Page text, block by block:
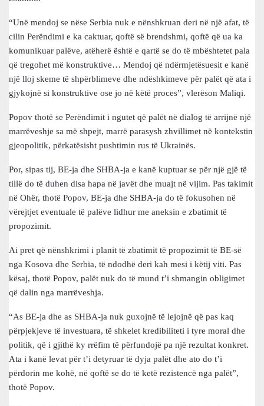
“Unë mendoj se nëse Serbia nuk e nënshkruan deri në një afat, të
cilin Perëndimi e ka caktuar, qoftë së brendshmi, qoftë që ua ka
komunikuar palëve, atëherë është e qartë se do të mbështetet pala
që tregohet më konstruktive… Mendoj që ndërmjetësuesit e kanë
një lloj skeme të shpërblimeve dhe ndëshkimeve për palët që ata i
gjykojnë si konstruktive ose jo në këtë proces”, vlerëson Maliqi.
Popov thotë se Perëndimit i ngutet që palët në dialog të arrijnë një
marrëveshje sa më shpejt, marrë parasysh zhvillimet në kontekstin
gjeopolitik, përkatësisht pushtimin rus të Ukrainës.
Por, sipas tij, BE-ja dhe SHBA-ja e kanë kuptuar se për një gjë të
tillë do të duhen disa hapa në javët dhe muajt në vijim. Pas takimit
në Ohër, thotë Popov, BE-ja dhe SHBA-ja do të fokusohen në
vërejtjet eventuale të palëve lidhur me aneksin e zbatimit të
propozimit.
Ai pret që nënshkrimi i planit të zbatimit të propozimit të BE-së
nga Kosova dhe Serbia, të ndodhë deri kah mesi i këtij viti. Pas
kësaj, thotë Popov, palët nuk do të mund t’i shmangin obligimet
që dalin nga marrëveshja.
“As BE-ja dhe as SHBA-ja nuk guxojnë të lejojnë që pas kaq
përpjekjeve të investuara, të shkelet kredibiliteti i tyre moral dhe
politik, që i gjithë ky rrëfim të përfundojë pa një rezultat konkret.
Ata i kanë levat për t’i detyruar të dyja palët dhe ato do t’i
përdorin me kohë, në qoftë se do të ketë rezistencë nga palët”,
thotë Popov.